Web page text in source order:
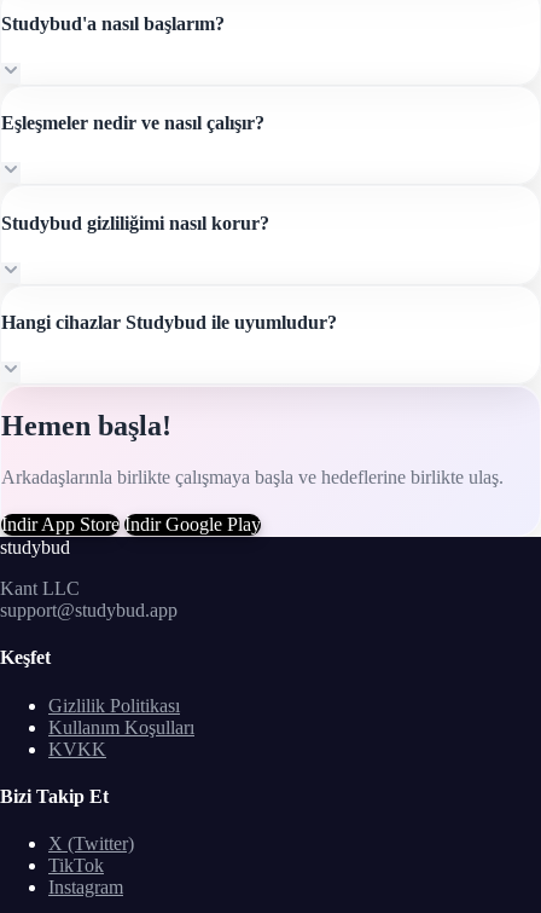
Studybud'a nasıl başlarım?
Eşleşmeler nedir ve nasıl çalışır?
Studybud gizliliğimi nasıl korur?
Hangi cihazlar Studybud ile uyumludur?
Hemen başla!
Arkadaşlarınla birlikte çalışmaya başla ve hedeflerine birlikte ulaş.
İndir App Store İndir Google Play
studybud
Kant LLC
support@studybud.app
Keşfet
Gizlilik Politikası
Kullanım Koşulları
KVKK
Bizi Takip Et
X (Twitter)
TikTok
Instagram